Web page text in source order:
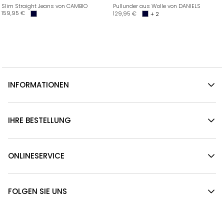
Slim Straight Jeans von CAMBIO
159,95 €
Pullunder aus Wolle von DANIELS
129,95 € + 2
INFORMATIONEN
IHRE BESTELLUNG
ONLINESERVICE
FOLGEN SIE UNS